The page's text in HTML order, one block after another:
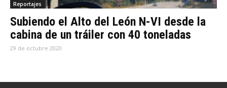
Reportajes
Subiendo el Alto del León N-VI desde la
cabina de un tráiler con 40 toneladas
29 de octubre 2020